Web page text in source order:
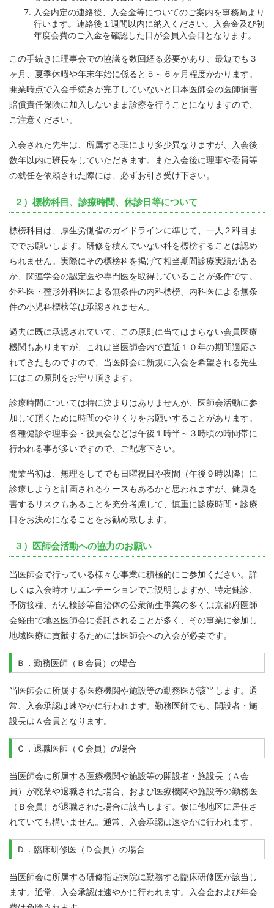
入会内定の連絡後、入会金等についてのご案内を事務局より
行います。連絡後１週間以内に納入ください。入会金及び初
年度会費のご入金を確認した日が会員入会日となります。
この手続きに理事会での協議を数回経る必要があり、最短でも３
ヶ月、夏季休暇や年末年始に係ると５～６ヶ月程度かかります。
開業時点で入会手続きが完了していないと日本医師会の医師損害
賠償責任保険に加入しないまま診療を行うことになりますので、
ご注意ください。
入会された先生は、所属する班により多少異なりますが、入会後
数年以内に班長をしていただきます。また入会後に理事や委員等
の就任を依頼された際には、必ずお引き受け下さい。
２）標榜科目、診療時間、休診日等について
標榜科目は、厚生労働省のガイドラインに準じて、一人２科目ま
ででお願いします。研修を積んでいない科を標榜することは認め
られません。実際にその標榜科を掲げて相当期間診療実績がある
か、関連学会の認定医や専門医を取得していることが条件です。
外科医・整形外科医による無条件の内科標榜、内科医による無条
件の小児科標榜等は承認されません。
過去に既に承認されていて、この原則に当てはまらない会員医療
機関もありますが、これは当医師会内で直近１０年の期間適応さ
れてきたものですので、当医師会に新規に入会を希望される先生
にはこの原則をお守り頂きます。
診療時間については特に決まりはありませんが、医師会活動に参
加して頂くために時間のやりくりをお願いすることがあります。
各種健診や理事会・役員会などは午後１時半～３時頃の時間帯に
行われる事が多いですので、ご配慮下さい。
開業当初は、無理をしてでも日曜祝日や夜間（午後９時以降）に
診療しようと計画されるケースもあるかと思われますが、健康を
害するリスクもあることを充分考慮して、慎重に診療時間・診療
日をお決めになることをお勧め致します。
３）医師会活動への協力のお願い
当医師会で行っている様々な事業に積極的にご参加ください。詳
しくは入会時オリエンテーションでご説明しますが、特定健診、
予防接種、がん検診等自治体の公衆衛生事業の多くは京都府医師
会経由で地区医師会に委託されることが多く、その事業に参加し
地域医療に貢献するためには医師会への入会が必要です。
Ｂ．勤務医師（Ｂ会員）の場合
当医師会に所属する医療機関や施設等の勤務医が該当します。通
常、入会承認は速やかに行われます。勤務医師でも、開設者・施
設長はＡ会員となります。
Ｃ．退職医師（Ｃ会員）の場合
当医師会に所属する医療機関や施設等の開設者・施設長（Ａ会
員）が廃業や退職された場合、および医療機関や施設等の勤務医
（Ｂ会員）が退職された場合に該当します。仮に他地区に居住さ
れていても構いません。通常、入会承認は速やかに行われます。
Ｄ．臨床研修医（Ｄ会員）の場合
当医師会に所属する研修指定病院に勤務する臨床研修医が該当し
ます。通常、入会承認は速やかに行われます。入会金および年会